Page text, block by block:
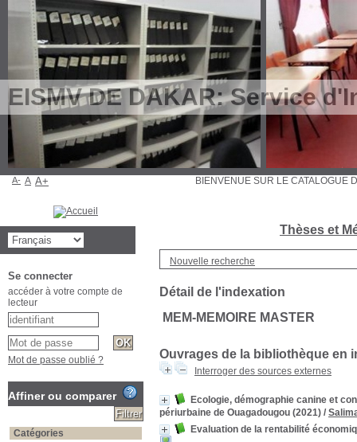
EISMV DE DAKAR: Service
Thèses et
Nouvelle recherche
Détail de l'indexation
MEM-MEMOIRE MASTER
Ouvrages de la bibliothèque en
Interroger des sources externes
Ecologie, démographie canine et
périurbaine de Ouagadougou (2021) /
Evaluation de la rentabilité
BIENVENUE SUR LE
A- A A+
Se connecter
accéder à votre compte de
lecteur
Mot de passe oublié ?
Affiner ou comparer
Catégories